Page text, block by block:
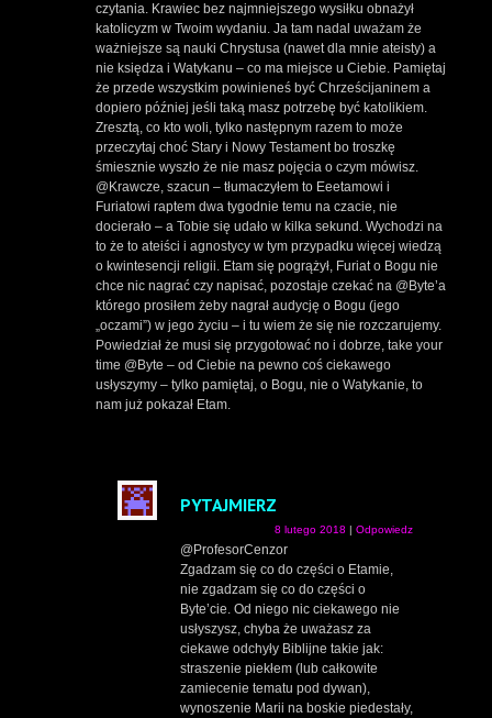
czytania. Krawiec bez najmniejszego wysiłku obnażył
katolicyzm w Twoim wydaniu. Ja tam nadal uważam że
ważniejsze są nauki Chrystusa (nawet dla mnie ateisty) a
nie księdza i Watykanu – co ma miejsce u Ciebie. Pamiętaj
że przede wszystkim powinieneś być Chrześcijaninem a
dopiero później jeśli taką masz potrzebę być katolikiem.
Zresztą, co kto woli, tylko następnym razem to może
przeczytaj choć Stary i Nowy Testament bo troszkę
śmiesznie wyszło że nie masz pojęcia o czym mówisz.
@Krawcze, szacun – tłumaczyłem to Eeetamowi i
Furiatowi raptem dwa tygodnie temu na czacie, nie
docierało – a Tobie się udało w kilka sekund. Wychodzi na
to że to ateiści i agnostycy w tym przypadku więcej wiedzą
o kwintesencji religii. Etam się pogrążył, Furiat o Bogu nie
chce nic nagrać czy napisać, pozostaje czekać na @Byte’a
którego prosiłem żeby nagrał audycję o Bogu (jego
„oczami”) w jego życiu – i tu wiem że się nie rozczarujemy.
Powiedział że musi się przygotować no i dobrze, take your
time @Byte – od Ciebie na pewno coś ciekawego
usłyszymy – tylko pamiętaj, o Bogu, nie o Watykanie, to
nam już pokazał Etam.
PYTAJMIERZ
8 lutego 2018 Odpowiedz
@ProfesorCenzor
Zgadzam się co do części o Etamie,
nie zgadzam się co do części o
Byte’cie. Od niego nic ciekawego nie
usłyszysz, chyba że uważasz za
ciekawe odchyły Biblijne takie jak:
straszenie piekłem (lub całkowite
zamiecenie tematu pod dywan),
wynoszenie Marii na boskie piedestały,